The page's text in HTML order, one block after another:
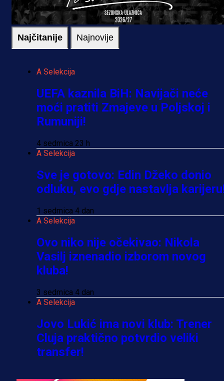
Najčitanije Najnovije
A Selekcija
UEFA kaznila BiH: Navijači neće
moći pratiti Zmajeve u Poljskoj i
Rumuniji!
4 sedmica 23 h
A Selekcija
Sve je gotovo: Edin Džeko donio
odluku, evo gdje nastavlja
1 sedmica 4 dan
A Selekcija
Ovo niko nije očekivao: Nikola
Vasilj iznenadio izborom novog
kluba!
3 sedmica 4 dan
A Selekcija
Jovo Lukić ima novi klub: Trener
Cluja praktično potvrdio veliki
transfer!